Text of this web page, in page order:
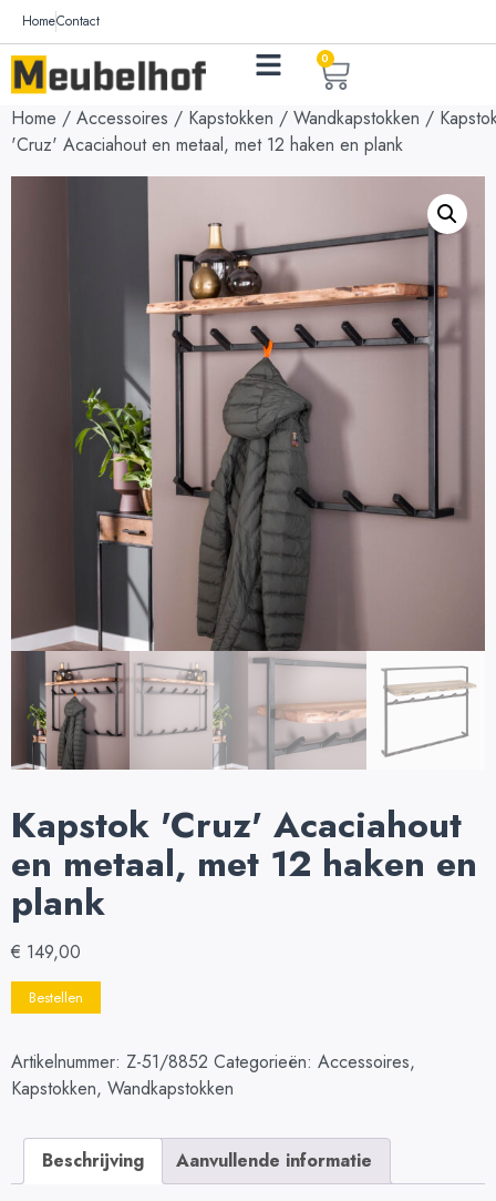
HomeContact
0
Home / Accessoires / Kapstokken / Wandkapstokken /
'Cruz' Acaciahout en metaal, met 12 haken en plank
Kapstok 'Cruz' Acaciahout
en metaal, met 12 haken en
plank
€ 149,00
Bestellen
Artikelnummer: Z-51/8852 Categorieën: Accessoires,
Kapstokken, Wandkapstokken
Beschrijving Aanvullende informatie